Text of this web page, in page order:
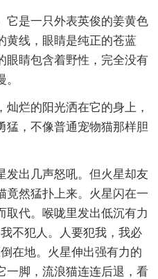
它是一只外表英俊的姜黄色
黄线，眼睛是纯正的苍蓝
眼睛包含着野性，完全没有
烂的阳光洒在它的身上，
猛，不像普通宠物猫那样胆
发出几声怒吼。但火星却友
竟然猛扑上来。火星闪在一
取代。喉咙里发出低沉有力
不犯人。人要犯我，我必
在地。火星伸出强有力的
一脚，流浪猫连连后退，看